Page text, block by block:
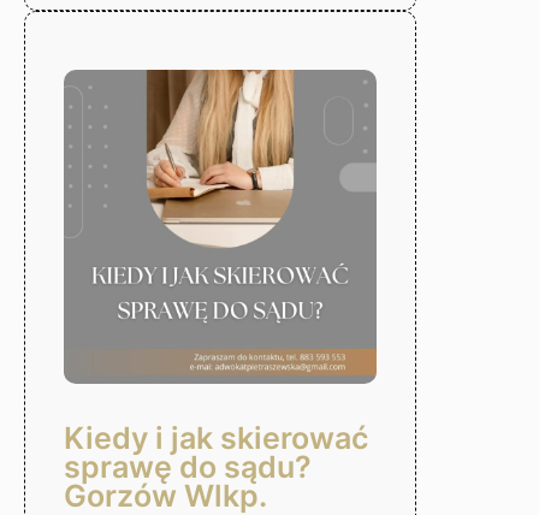
kroków,
uniknąć
problemów
z
dłużnikami
–
Gorzów
Wlkp.
Kiedy i jak skierować
sprawę do sądu?
Gorzów Wlkp.